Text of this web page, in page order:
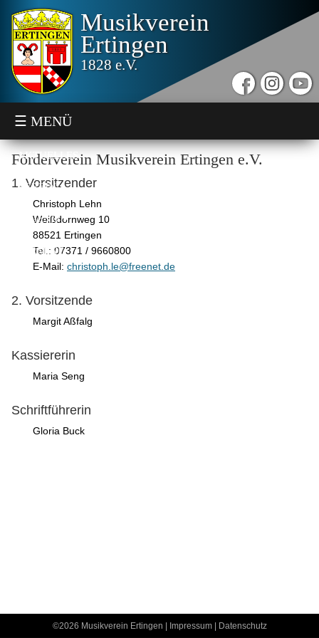
Musikverein
Ertingen
1828 e.V.
☰ MENÜ
AKTUELLES
VEREIN
JUGEND
TERMINE
Förderverein Musikverein Ertingen e.V.
1. Vorsitzender
Christoph Lehn
Weißdornweg 10
88521 Ertingen
Tel.: 07371 / 9660800
E-Mail: christoph.le@freenet.de
2. Vorsitzende
Margit Aßfalg
Kassiererin
Maria Seng
Schriftführerin
Gloria Buck
©2026 Musikverein Ertingen | Impressum| Datenschutz